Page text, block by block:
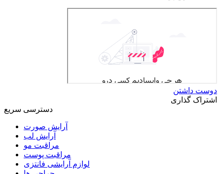
دوست داشتن
اشتراک گذاری
دسترسی سریع
آرایش صورت
آرایش لب
مراقبت مو
مراقبت پوست
لوازم آرایشی فانتزی